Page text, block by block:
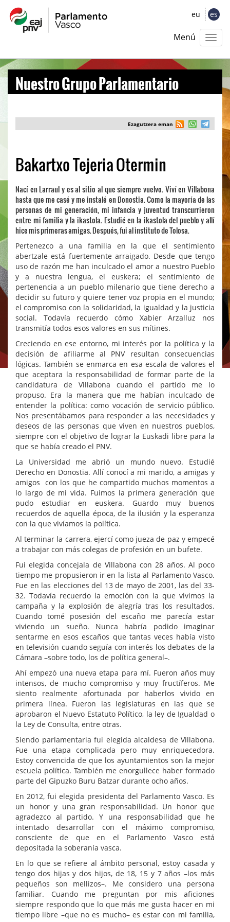
eu es
Menú
Nuestro Grupo Parlamentario
Ezagutzera eman
Bakartxo Tejeria Otermin
Nací en Larraul y es al sitio al que siempre vuelvo. Viví en Villabona
hasta que me casé y me instalé en Donostia. Como la mayoría de las
personas de mi generación, mi infancia y juventud transcurrieron
entre mi familia y la ikastola. Estudié en la ikastola del pueblo y allí
hice mis primeras amigas. Después, fui al instituto de Tolosa.
Pertenezco a una familia en la que el sentimiento
abertzale está fuertemente arraigado. Desde que tengo
uso de razón me han inculcado el amor a nuestro Pueblo
y a nuestra lengua, el euskera; el sentimiento de
pertenencia a un pueblo milenario que tiene derecho a
decidir su futuro y quiere tener voz propia en el mundo;
el compromiso con la solidaridad, la igualdad y la justicia
social. Todavía recuerdo cómo Xabier Arzalluz nos
transmitía todos esos valores en sus mítines.
Creciendo en ese entorno, mi interés por la política y la
decisión de afiliarme al PNV resultan consecuencias
lógicas. También se enmarca en esa escala de valores el
que aceptara la responsabilidad de formar parte de la
candidatura de Villabona cuando el partido me lo
propuso. Era la manera que me habían inculcado de
entender la política: como vocación de servicio público.
Nos presentábamos para responder a las necesidades y
deseos de las personas que viven en nuestros pueblos,
siempre con el objetivo de lograr la Euskadi libre para la
que se había creado el PNV.
La Universidad me abrió un mundo nuevo. Estudié
Derecho en Donostia. Allí conocí a mi marido, a amigas y
amigos con los que he compartido muchos momentos a
lo largo de mi vida. Fuimos la primera generación que
pudo estudiar en euskera. Guardo muy buenos
recuerdos de aquella época, de la ilusión y la esperanza
con la que vivíamos la política.
Al terminar la carrera, ejercí como jueza de paz y empecé
a trabajar con más colegas de profesión en un bufete.
Fui elegida concejala de Villabona con 28 años. Al poco
tiempo me propusieron ir en la lista al Parlamento Vasco.
Fue en las elecciones del 13 de mayo de 2001, las del 33-
32. Todavía recuerdo la emoción con la que vivimos la
campaña y la explosión de alegría tras los resultados.
Cuando tomé posesión del escaño me parecía estar
viviendo un sueño. Nunca habría podido imaginar
sentarme en esos escaños que tantas veces había visto
en televisión cuando seguía con interés los debates de la
Cámara –sobre todo, los de política general–.
Ahí empezó una nueva etapa para mí. Fueron años muy
intensos, de mucho compromiso y muy fructíferos. Me
siento realmente afortunada por haberlos vivido en
primera línea. Fueron las legislaturas en las que se
aprobaron el Nuevo Estatuto Político, la ley de Igualdad o
la Ley de Consulta, entre otras.
Siendo parlamentaria fui elegida alcaldesa de Villabona.
Fue una etapa complicada pero muy enriquecedora.
Estoy convencida de que los ayuntamientos son la mejor
escuela política. También me enorgullece haber formado
parte del Gipuzko Buru Batzar durante ocho años.
En 2012, fui elegida presidenta del Parlamento Vasco. Es
un honor y una gran responsabilidad. Un honor que
agradezco al partido. Y una responsabilidad que he
intentado desarrollar con el máximo compromiso,
consciente de que en el Parlamento Vasco está
depositada la soberanía vasca.
En lo que se refiere al ámbito personal, estoy casada y
tengo dos hijas y dos hijos, de 18, 15 y 7 años –los más
pequeños son mellizos–. Me considero una persona
familiar. Cuando me preguntan por mis aficiones
siempre respondo que lo que más me gusta hacer en mi
tiempo libre –que no es mucho– es estar con mi familia,